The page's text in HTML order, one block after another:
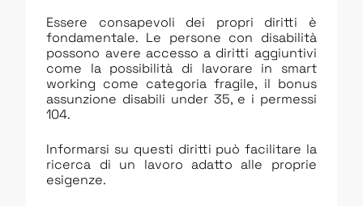
Essere consapevoli dei propri diritti è
fondamentale. Le persone con disabilità
possono avere accesso a diritti aggiuntivi
come la possibilità di lavorare in smart
working come categoria fragile, il bonus
assunzione disabili under 35, e i permessi
104.
Informarsi su questi diritti può facilitare la
ricerca di un lavoro adatto alle proprie
esigenze.